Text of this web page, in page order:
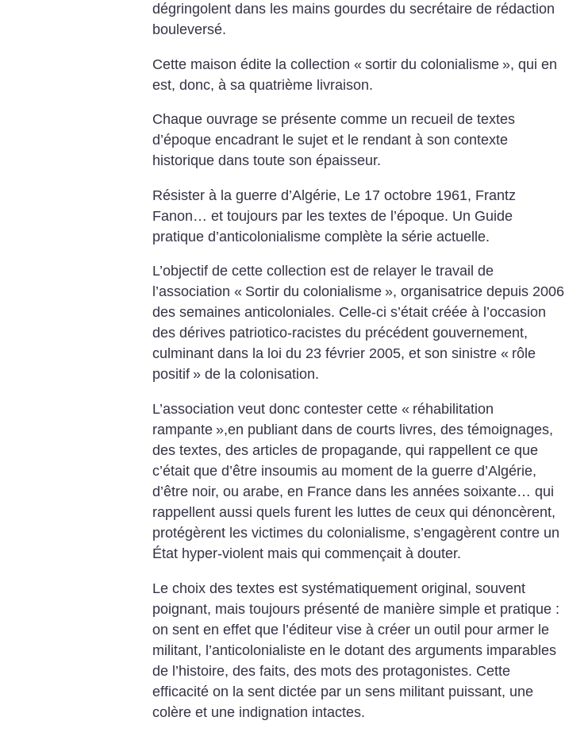
dégringolent dans les mains gourdes du secrétaire de rédaction
bouleversé.
Cette maison édite la collection « sortir du colonialisme », qui en
est, donc, à sa quatrième livraison.
Chaque ouvrage se présente comme un recueil de textes
d’époque encadrant le sujet et le rendant à son contexte
historique dans toute son épaisseur.
Résister à la guerre d’Algérie, Le 17 octobre 1961, Frantz
Fanon… et toujours par les textes de l’époque. Un Guide
pratique d’anticolonialisme complète la série actuelle.
L’objectif de cette collection est de relayer le travail de
l’association « Sortir du colonialisme », organisatrice depuis 2006
des semaines anticoloniales. Celle-ci s’était créée à l’occasion
des dérives patriotico-racistes du précédent gouvernement,
culminant dans la loi du 23 février 2005, et son sinistre « rôle
positif » de la colonisation.
L’association veut donc contester cette « réhabilitation
rampante »,en publiant dans de courts livres, des témoignages,
des textes, des articles de propagande, qui rappellent ce que
c’était que d’être insoumis au moment de la guerre d’Algérie,
d’être noir, ou arabe, en France dans les années soixante… qui
rappellent aussi quels furent les luttes de ceux qui dénoncèrent,
protégèrent les victimes du colonialisme, s’engagèrent contre un
État hyper-violent mais qui commençait à douter.
Le choix des textes est systématiquement original, souvent
poignant, mais toujours présenté de manière simple et pratique :
on sent en effet que l’éditeur vise à créer un outil pour armer le
militant, l’anticolonialiste en le dotant des arguments imparables
de l’histoire, des faits, des mots des protagonistes. Cette
efficacité on la sent dictée par un sens militant puissant, une
colère et une indignation intactes.